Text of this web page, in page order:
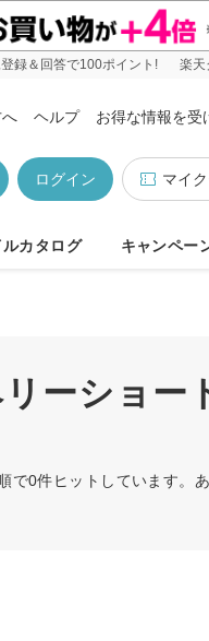
録＆回答で100ポイント! 楽天
ヘルプ お得な情報を受
マイ
ログイン
ルカタログ キャンペー
ーショー
で0件ヒットしています。